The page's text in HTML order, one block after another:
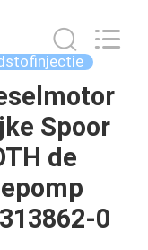
Spoor
de
0